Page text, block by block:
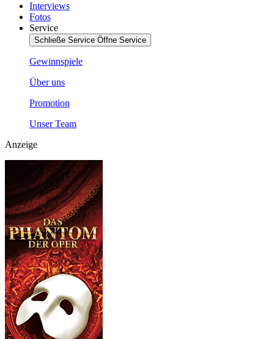
Interviews
Fotos
Service
Schließe Service Öffne Service
Gewinnspiele
Über uns
Promotion
Unser Team
Anzeige